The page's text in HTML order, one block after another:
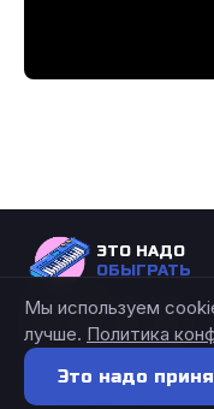
ЭТО НАДО
ОБЫГРАТЬ
© 2026 Это надо
права защищены.
Мы используем
лучше. Политика
Это надо